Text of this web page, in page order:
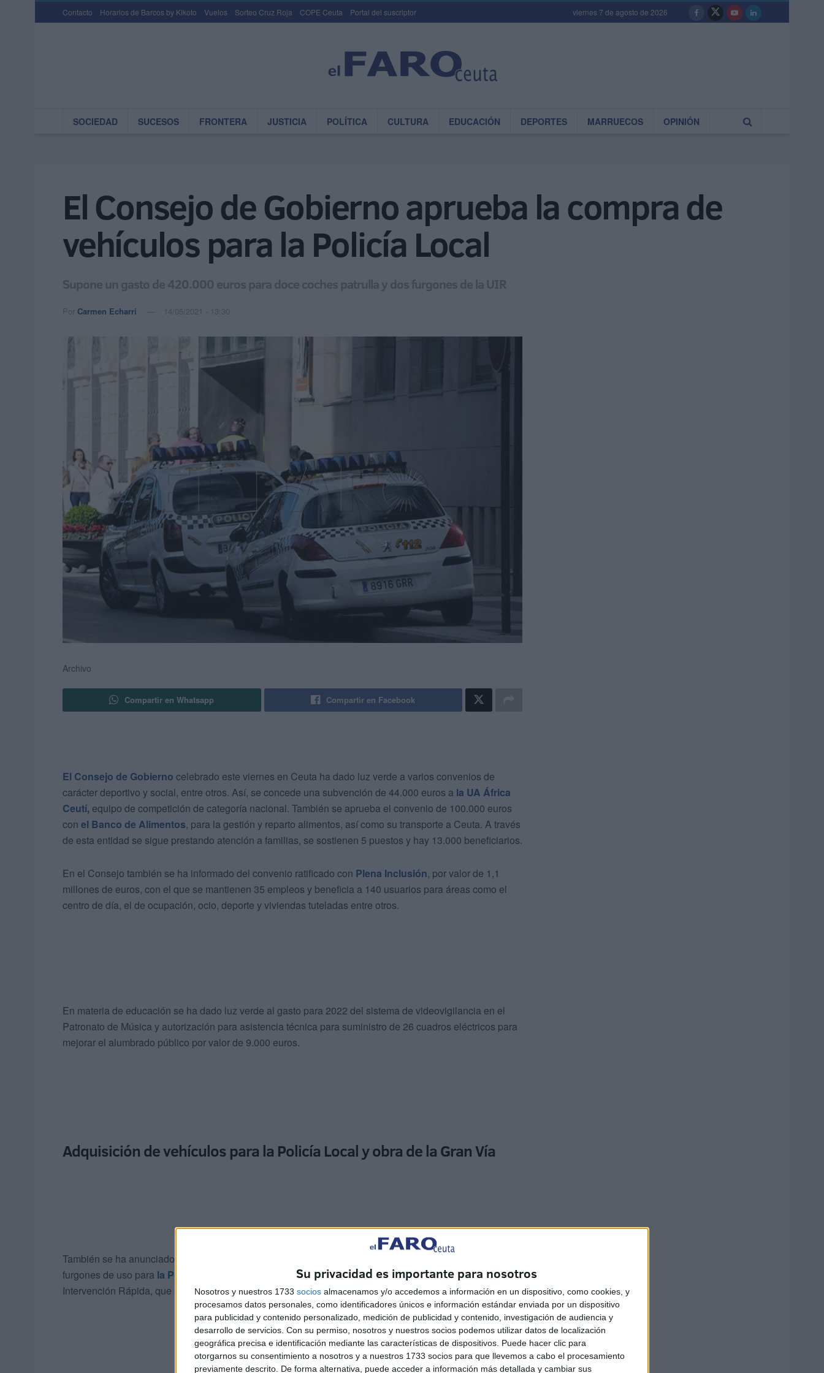
Su privacidad es importante para nosotros
Nosotros y nuestros 1733 socios almacenamos y/o accedemos a información en un dispositivo, como cookies, y
procesamos datos personales, como identificadores únicos e información estándar enviada por un dispositivo
para publicidad y contenido personalizado, medición de publicidad y contenido, investigación de audiencia y
desarrollo de servicios. Con su permiso, nosotros y nuestros socios podemos utilizar datos de localización
geográfica precisa e identificación mediante las características de dispositivos. Puede hacer clic para
otorgarnos su consentimiento a nosotros y a nuestros 1733 socios para que llevemos a cabo el procesamiento
previamente descrito. De forma alternativa, puede acceder a información más detallada y cambiar sus
Contacto Horarios de Barcos by Kikoto Vuelos Sorteo Cruz Roja COPE Ceuta Portal del suscriptor viernes 7 de agosto de 2026
SOCIEDAD SUCESOS FRONTERA JUSTICIA POLÍTICA CULTURA EDUCACIÓN DEPORTES MARRUECOS OPINIÓN
El Consejo de Gobierno aprueba la compra de
vehículos para la Policía Local
Supone un gasto de 420.000 euros para doce coches patrulla y dos furgones de la UIR
Por Carmen Echarri 14/05/2021 - 13:30
Archivo
Compartir en Whatsapp Compartir en Facebook
El Consejo de Gobierno celebrado este viernes en Ceuta ha dado luz verde a varios convenios de
carácter deportivo y social, entre otros. Así, se concede una subvención de 44.000 euros a la UA África
Ceutí, equipo de competición de categoría nacional. También se aprueba el convenio de 100.000 euros
con el Banco de Alimentos, para la gestión y reparto alimentos, así como su transporte a Ceuta. A través
de esta entidad se sigue prestando atención a familias, se sostienen 5 puestos y hay 13.000 beneficiarios.
En el Consejo también se ha informado del convenio ratificado con Plena Inclusión, por valor de 1,1
millones de euros, con el que se mantienen 35 empleos y beneficia a 140 usuarios para áreas como el
centro de día, el de ocupación, ocio, deporte y viviendas tuteladas entre otros.
En materia de educación se ha dado luz verde al gasto para 2022 del sistema de videovigilancia en el
Patronato de Música y autorización para asistencia técnica para suministro de 26 cuadros eléctricos para
mejorar el alumbrado público por valor de 9.000 euros.
Adquisición de vehículos para la Policía Local y obra de la Gran Vía
También se ha anunciado el gasto de 420.000 euros para la contratación de vehículos de patrulla y
furgones de uso para la Policía Local
. Se pretende comprar 12 coches y 2 furgones para la Unidad de
Intervención Rápida, que sirvan para la realización de sus funciones por parte de los agentes.